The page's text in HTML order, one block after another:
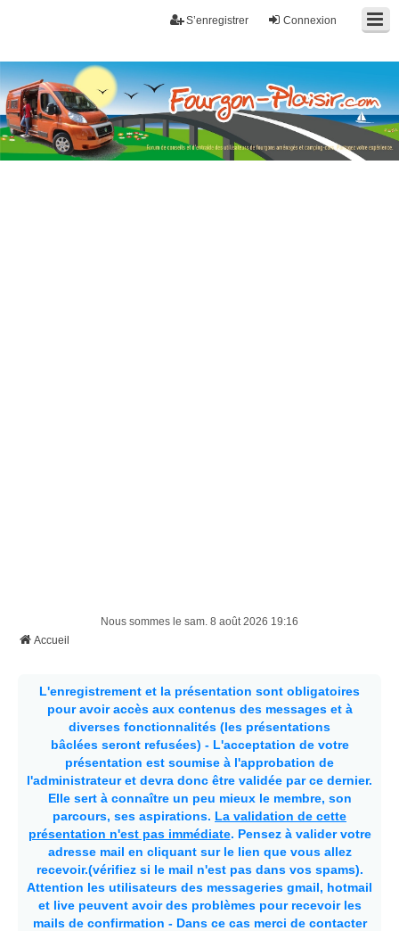
Connexion
S’enregistrer
Fourgon-plaisir.com
Forum de conseils et d'entraide des utilisateurs de fourgons, fourgons
aménagés, vans et de camping-car. Partagez votre expérience.
Nous sommes le sam. 8 août 2026 19:16
Accueil
L'enregistrement et la présentation sont obligatoires
pour avoir accès aux contenus des messages et à
diverses fonctionnalités (les présentations
bâclées seront refusées) - L'acceptation de votre
présentation est soumise à l'approbation de
l'administrateur et devra donc être validée par ce dernier.
Elle sert à connaître un peu mieux le membre, son
parcours, ses aspirations. La validation de cette
présentation n'est pas immédiate. Pensez à valider votre
adresse mail en cliquant sur le lien que vous allez
recevoir.(vérifiez si le mail n'est pas dans vos spams).
Attention les utilisateurs des messageries gmail, hotmail
et live peuvent avoir des problèmes pour recevoir les
mails de confirmation - Dans ce cas merci de contacter